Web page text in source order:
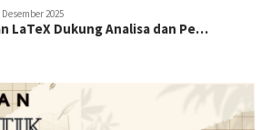
Desember 2025
LaTeX Dukung Analisa dan Pe…